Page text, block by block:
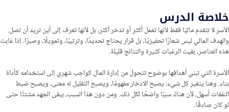
خلاصة الدرس
الأسر لا تتقدم ماليًا فقط لأنها تعمل أكثر أو تدخر أكثر، بل لأنها تعرف إلى أين تريد أن تصل.
والهدف المالي ليس شعارًا تحفيزيًا، بل قرار يحتاج تحديدًا، وترتيبًا، وتمويلًا، وصبرًا. إذا غابت
هذه العناصر، بقيت الرغبات كثيرة والنتائج قليلة.
الأسرة التي تبني أهدافها بوضوح تتحول من إدارة المال كواجب شهري إلى استخدامه كأداة
بناء. وهنا يتغير كل شيء: يصبح الادخار مفهومًا، ويصبح التقليل له معنى، ويصبح ضبط
النفقات أسهل، لأن هناك سببًا واضحًا لكل ذلك. ومن دون هذا السبب، يبقى الجهد مشتتًا حتى
لو كان صادقًا.